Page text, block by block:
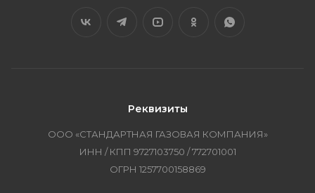
Реквизиты
ООО «СТАНДАРТНАЯ ГАЗОВАЯ КОМПАНИЯ»
ИНН / КПП 9727103750 / 772701001
ОГРН 1257700158869